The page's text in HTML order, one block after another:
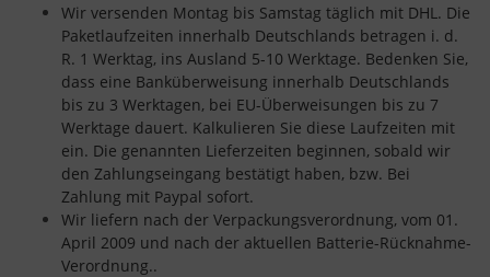
Wir versenden Montag bis Samstag täglich mit DHL. Die
Paketlaufzeiten innerhalb Deutschlands betragen i. d.
R. 1 Werktag, ins Ausland 5-10 Werktage. Bedenken Sie,
dass eine Banküberweisung innerhalb Deutschlands
bis zu 3 Werktagen, bei EU-Überweisungen bis zu 7
Werktage dauert. Kalkulieren Sie diese Laufzeiten mit
ein. Die genannten Lieferzeiten beginnen, sobald wir
den Zahlungseingang bestätigt haben, bzw. Bei
Zahlung mit Paypal sofort.
Wir liefern nach der Verpackungsverordnung, vom 01.
April 2009 und nach der aktuellen Batterie-Rücknahme-
Verordnung..